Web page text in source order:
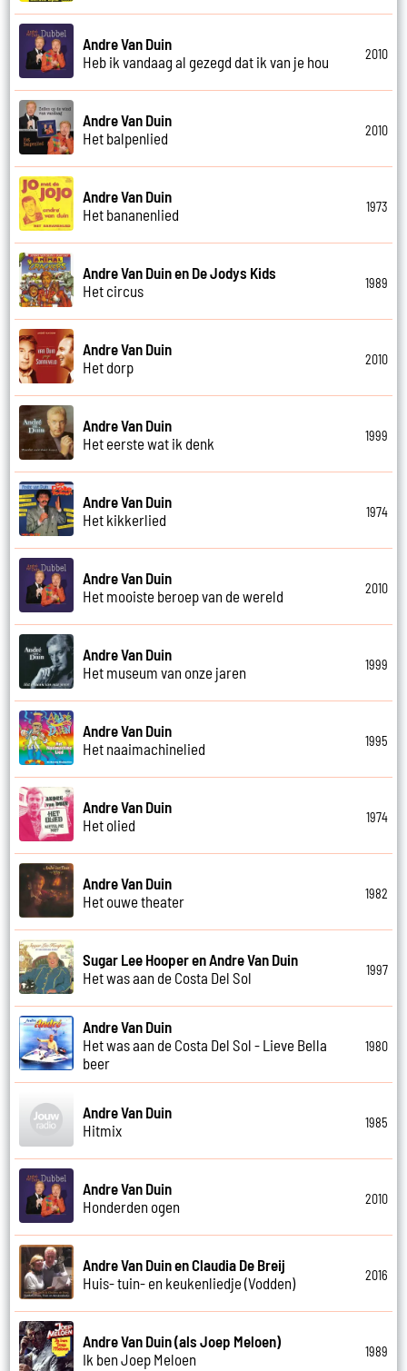
Andre Van Duin
Heb ik vandaag al gezegd dat ik van je hou
2010
Andre Van Duin
Het balpenlied
2010
Andre Van Duin
Het bananenlied
1973
Andre Van Duin en De Jodys Kids
Het circus
1989
Andre Van Duin
Het dorp
2010
Andre Van Duin
Het eerste wat ik denk
1999
Andre Van Duin
Het kikkerlied
1974
Andre Van Duin
Het mooiste beroep van de wereld
2010
Andre Van Duin
Het museum van onze jaren
1999
Andre Van Duin
Het naaimachinelied
1995
Andre Van Duin
Het olied
1974
Andre Van Duin
Het ouwe theater
1982
Sugar Lee Hooper en Andre Van Duin
Het was aan de Costa Del Sol
1997
Andre Van Duin
Het was aan de Costa Del Sol - Lieve Bella
beer
1980
Andre Van Duin
Hitmix
1985
Andre Van Duin
Honderden ogen
2010
Andre Van Duin en Claudia De Breij
Huis- tuin- en keukenliedje (Vodden)
2016
Andre Van Duin (als Joep Meloen)
Ik ben Joep Meloen
1989